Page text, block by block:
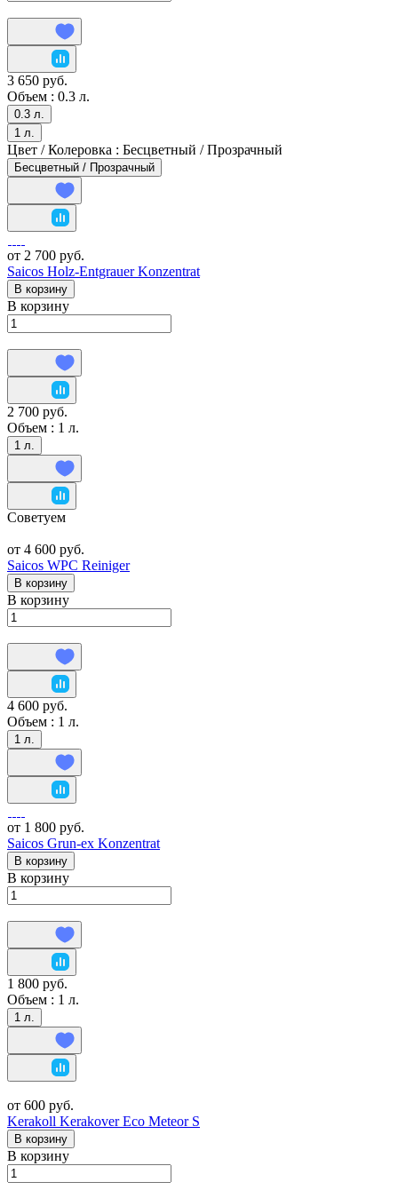
3 650 руб.
Объем : 0.3 л.
0.3 л.
1 л.
Цвет / Колеровка : Бесцветный / Прозрачный
Бесцветный / Прозрачный
от 2 700 руб.
Saicos Holz-Entgrauer Konzentrat
В корзину
В корзину
2 700 руб.
Объем : 1 л.
1 л.
Советуем
от 4 600 руб.
Saicos WPC Reiniger
В корзину
В корзину
4 600 руб.
Объем : 1 л.
1 л.
от 1 800 руб.
Saicos Grun-ex Konzentrat
В корзину
В корзину
1 800 руб.
Объем : 1 л.
1 л.
от 600 руб.
Kerakoll Kerakover Eco Meteor S
В корзину
В корзину